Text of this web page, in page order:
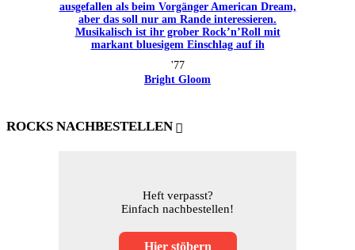
'77
Bright Gloom
ROCKS NACHBESTELLEN
Heft verpasst?
Einfach nachbestellen!
Hier stöbern